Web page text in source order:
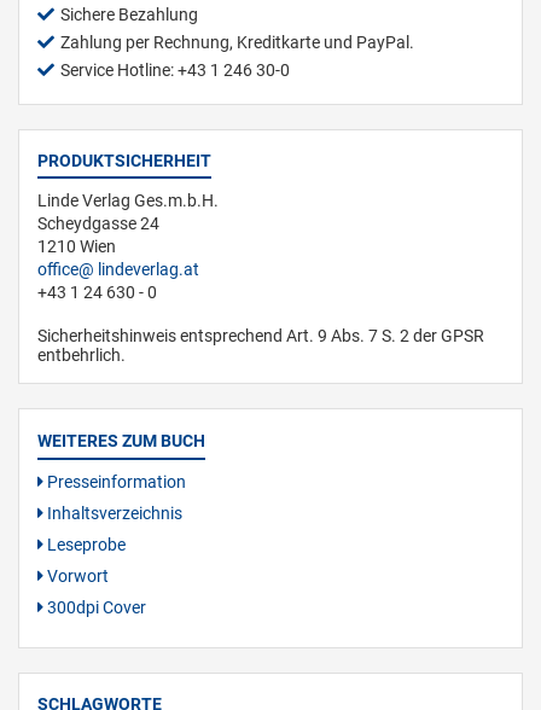
Sichere Bezahlung
Zahlung per Rechnung, Kreditkarte und PayPal.
Service Hotline: +43 1 246 30-0
PRODUKTSICHERHEIT
Linde Verlag Ges.m.b.H.
Scheydgasse 24
1210 Wien
office
lindeverlag.at
+43 1 24 630 - 0
Sicherheitshinweis entsprechend Art. 9 Abs. 7 S. 2 der GPSR
entbehrlich.
WEITERES ZUM BUCH
Presseinformation
Inhaltsverzeichnis
Leseprobe
Vorwort
300dpi Cover
SCHLAGWORTE